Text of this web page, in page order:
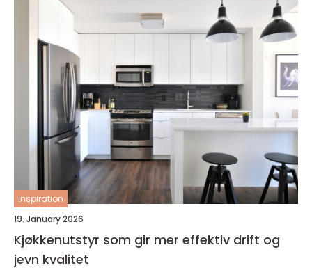
inspiration
19. January 2026
Kjøkkenutstyr som gir mer effektiv drift og
jevn kvalitet